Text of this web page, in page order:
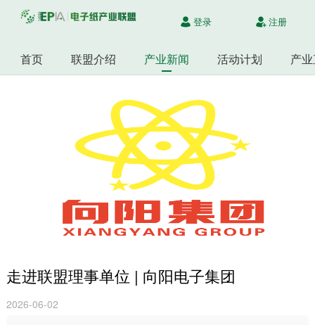
登录 注册
首页 联盟介绍 产业新闻 活动计划 产
走进联盟理事单位 | 向阳电子集团
2026-06-02